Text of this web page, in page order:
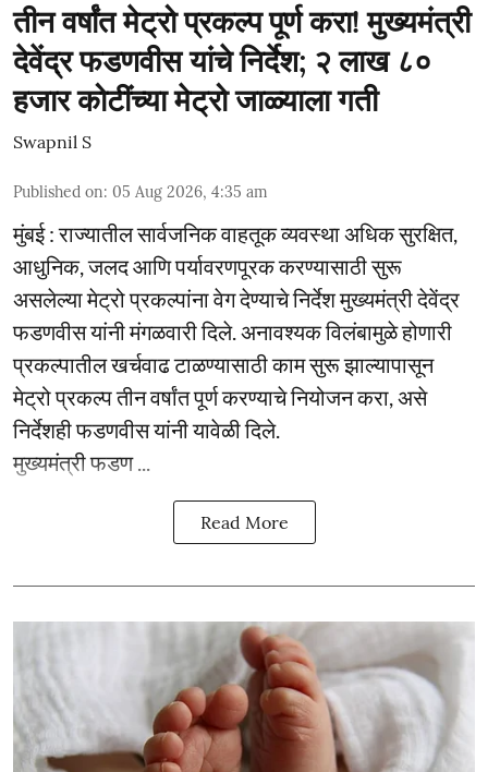
तीन वर्षांत मेट्रो प्रकल्प पूर्ण करा! मुख्यमंत्री
देवेंद्र फडणवीस यांचे निर्देश; २ लाख ८०
हजार कोटींच्या मेट्रो जाळ्याला गती
Swapnil S
Published on: 05 Aug 2026, 4:35 am
मुंबई : राज्यातील सार्वजनिक वाहतूक व्यवस्था अधिक सुरक्षित,
आधुनिक, जलद आणि पर्यावरणपूरक करण्यासाठी सुरू
असलेल्या मेट्रो प्रकल्पांना वेग देण्याचे निर्देश मुख्यमंत्री देवेंद्र
फडणवीस यांनी मंगळवारी दिले. अनावश्यक विलंबामुळे होणारी
प्रकल्पातील खर्चवाढ टाळण्यासाठी काम सुरू झाल्यापासून
मेट्रो प्रकल्प तीन वर्षांत पूर्ण करण्याचे नियोजन करा, असे
निर्देशही फडणवीस यांनी यावेळी दिले.
मुख्यमंत्री फडण ...
Read More